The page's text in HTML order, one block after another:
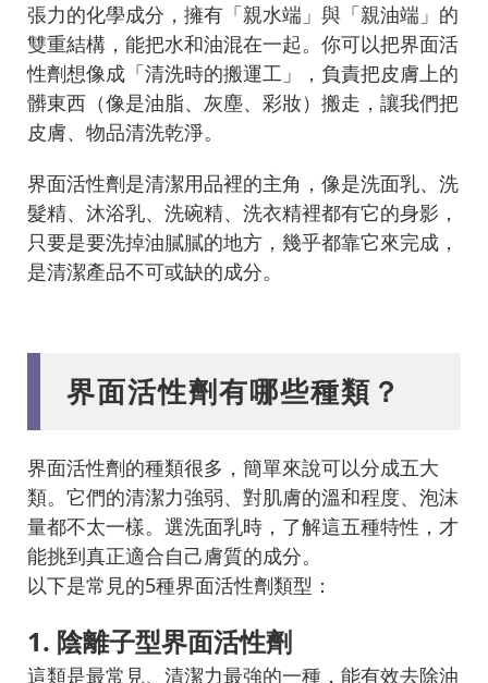
張力的化學成分，擁有「親水端」與「親油端」的
雙重結構，能把水和油混在一起。你可以把界面活
性劑想像成「清洗時的搬運工」，負責把皮膚上的
髒東西（像是油脂、灰塵、彩妝）搬走，讓我們把
皮膚、物品清洗乾淨。
界面活性劑是清潔用品裡的主角，像是洗面乳、洗
髮精、沐浴乳、洗碗精、洗衣精裡都有它的身影，
只要是要洗掉油膩膩的地方，幾乎都靠它來完成，
是清潔產品不可或缺的成分。
界面活性劑有哪些種類？
界面活性劑的種類很多，簡單來說可以分成五大
類。它們的清潔力強弱、對肌膚的溫和程度、泡沫
量都不太一樣。選洗面乳時，了解這五種特性，才
能挑到真正適合自己膚質的成分。
以下是常見的5種界面活性劑類型：
1. 陰離子型界面活性劑
這類是最常見、清潔力最強的一種，能有效去除油